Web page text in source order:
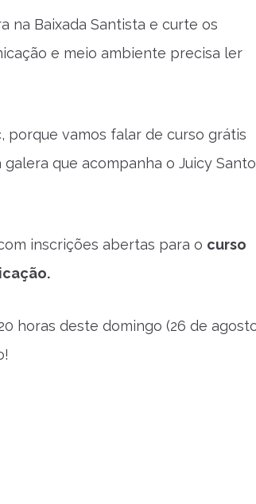
na Baixada Santista e curte os
e meio ambiente precisa ler
porque vamos falar de curso grátis
que acompanha o Juicy
inscrições abertas para o curso
horas deste domingo (26 de